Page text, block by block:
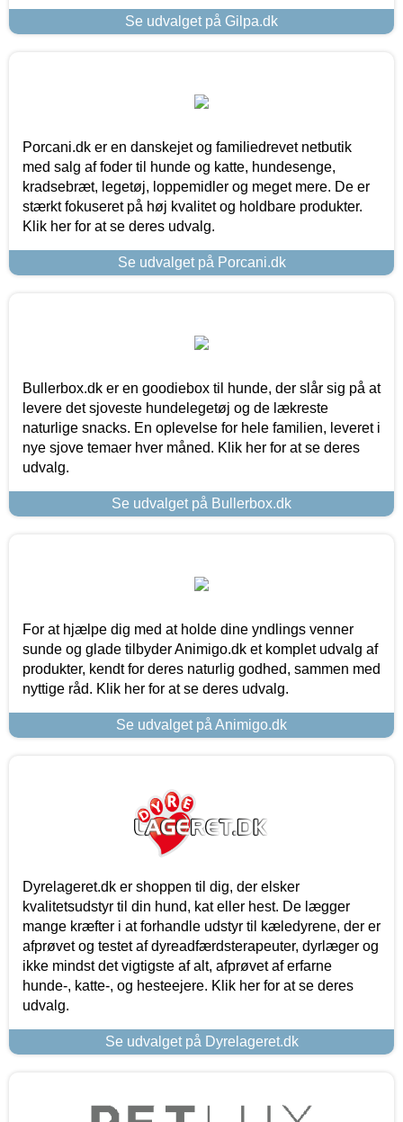
Se udvalget på Gilpa.dk
Porcani.dk er en danskejet og familiedrevet netbutik
med salg af foder til hunde og katte, hundesenge,
kradsebræt, legetøj, loppemidler og meget mere. De er
stærkt fokuseret på høj kvalitet og holdbare produkter.
Klik her for at se deres udvalg.
Se udvalget på Porcani.dk
Bullerbox.dk er en goodiebox til hunde, der slår sig på at
levere det sjoveste hundelegetøj og de lækreste
naturlige snacks. En oplevelse for hele familien, leveret i
nye sjove temaer hver måned. Klik her for at se deres
udvalg.
Se udvalget på Bullerbox.dk
For at hjælpe dig med at holde dine yndlings venner
sunde og glade tilbyder Animigo.dk et komplet udvalg af
produkter, kendt for deres naturlig godhed, sammen med
nyttige råd. Klik her for at se deres udvalg.
Se udvalget på Animigo.dk
Dyrelageret.dk er shoppen til dig, der elsker
kvalitetsudstyr til din hund, kat eller hest. De lægger
mange kræfter i at forhandle udstyr til kæledyrene, der er
afprøvet og testet af dyreadfærdsterapeuter, dyrlæger og
ikke mindst det vigtigste af alt, afprøvet af erfarne
hunde-, katte-, og hesteejere. Klik her for at se deres
udvalg.
Se udvalget på Dyrelageret.dk